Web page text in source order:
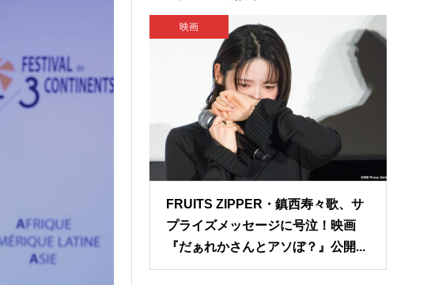
映画
FRUITS ZIPPER・鎮西寿々歌、サ
プライズメッセージに号泣！映画
『だぁれかさんとアソぼ？』公開...